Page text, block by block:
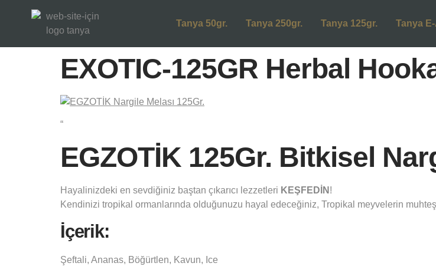
Tanya 50gr. Tanya 250gr. Tanya 125gr. Tanya
EXOTIC-125GR Herbal
“
EGZOTİK 125Gr. Bitkisel
Hayalinizdeki en sevdiğiniz baştan çıkarıcı lezzetleri KEŞFEDİN !
Kendinizi tropikal ormanlarında olduğunuzu hayal edeceğiniz, Tropikal meyvelerin
İçerik:
Şeftali, Ananas, Böğürtlen, Kavun, Ice